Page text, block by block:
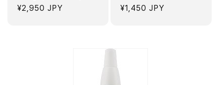
정
¥2,950 JPY
정
¥1,450 JPY